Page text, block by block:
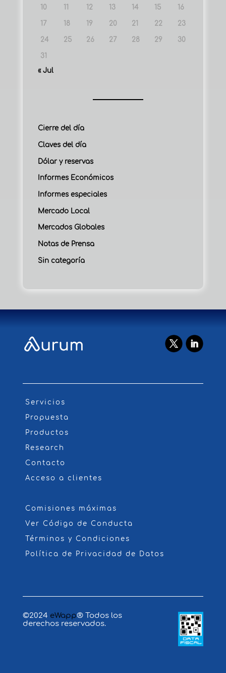
10 11 12 13 14 15 16
17 18 19 20 21 22 23
24 25 26 27 28 29 30
31
« Jul
Cierre del día
Claves del día
Dólar y reservas
Informes Económicos
Informes especiales
Mercado Local
Mercados Globales
Notas de Prensa
Sin categoría
Servicios
Propuesta
Productos
Research
Contacto
Acceso a clientes
Comisiones máximas
Ver Código de Conducta
Términos y Condiciones
Política de Privacidad de Datos
©2024 eWapp® Todos los
derechos reservados.